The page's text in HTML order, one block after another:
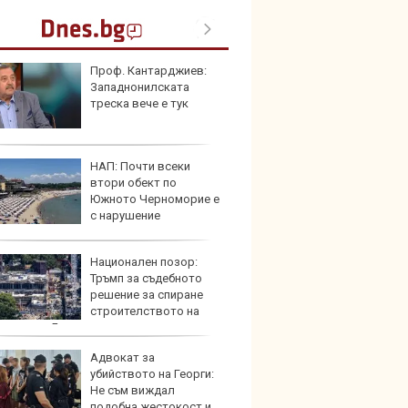
Проф. Кантарджиев:
Западнонилската
треска вече е тук
НАП: Почти всеки
втори обект по
Южното Черноморие е
с нарушение
Национален позор:
Тръмп за съдебното
решение за спиране
строителството на
зала в Белия дом
Адвокат за
убийството на Георги:
Не съм виждал